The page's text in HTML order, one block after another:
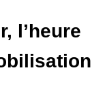
l’heure